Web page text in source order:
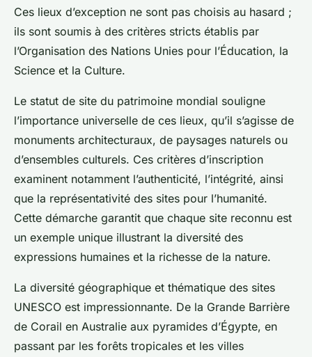
Ces lieux d’exception ne sont pas choisis au hasard ;
ils sont soumis à des critères stricts établis par
l’Organisation des Nations Unies pour l’Éducation, la
Science et la Culture.
Le statut de site du patrimoine mondial souligne
l’importance universelle de ces lieux, qu’il s’agisse de
monuments architecturaux, de paysages naturels ou
d’ensembles culturels. Ces critères d’inscription
examinent notamment l’authenticité, l’intégrité, ainsi
que la représentativité des sites pour l’humanité.
Cette démarche garantit que chaque site reconnu est
un exemple unique illustrant la diversité des
expressions humaines et la richesse de la nature.
La diversité géographique et thématique des sites
UNESCO est impressionnante. De la Grande Barrière
de Corail en Australie aux pyramides d’Égypte, en
passant par les forêts tropicales et les villes